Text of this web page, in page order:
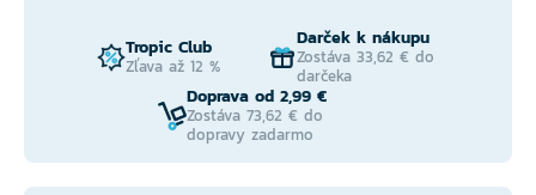
Tropic Club
Zľava až 12 %
Darček k nákupu
Zostáva 33,62 € do
darčeka
Doprava od 2,99 €
Zostáva 73,62 € do
dopravy zadarmo